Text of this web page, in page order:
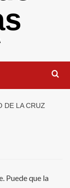
DE LA CRUZ
Puede que la